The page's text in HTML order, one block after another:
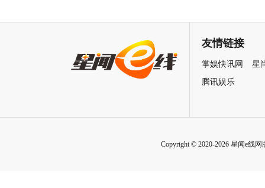
友情链接
掌娱快讯网
星
腾讯娱乐
Copyright © 2020-2026 星闻e线